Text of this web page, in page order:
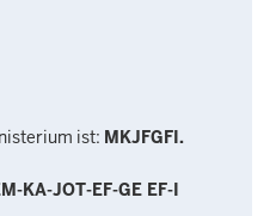
ist: MKJFGFI.
KA-JOT-EF-GE EF-I